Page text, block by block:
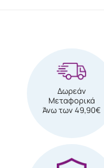
Δωρεάν
Μεταφορικά
Άνω των 49,90€